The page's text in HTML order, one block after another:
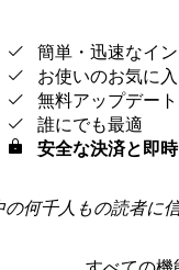
簡単・迅速なイ
お使いのお気に
無料アップデー
誰にでも最適
安全な決済と即
何千人もの読者に